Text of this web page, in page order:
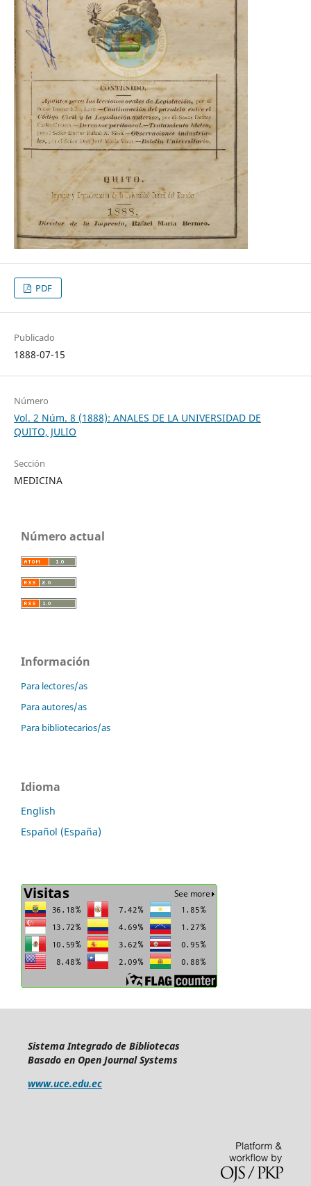
PDF
Publicado
1888-07-15
Número
Vol. 2 Núm. 8 (1888): ANALES DE LA UNIVERSIDAD DE
QUITO, JULIO
Sección
MEDICINA
Número actual
Información
Para lectores/as
Para autores/as
Para bibliotecarios/as
Idioma
English
Español (España)
Sistema Integrado de Bibliotecas
Basado en Open Journal Systems
www.uce.edu.ec